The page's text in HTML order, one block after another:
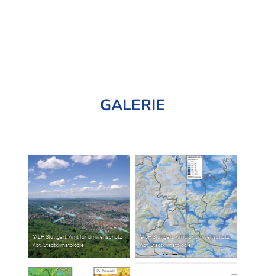
GALERIE